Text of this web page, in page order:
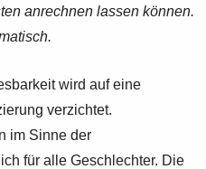
anrechnen lassen können.
wird auf eine
verzichtet.
im Sinne der
für alle Geschlechter. Die